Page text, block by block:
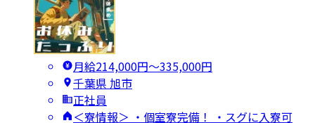
月給214,000円〜335,000円
千葉県 旭市
正社員
＜寮情報＞ ・個室寮完備！ ・スグに入寮可